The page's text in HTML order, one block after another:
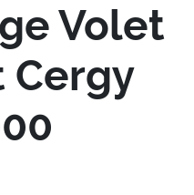
Volet
Cergy